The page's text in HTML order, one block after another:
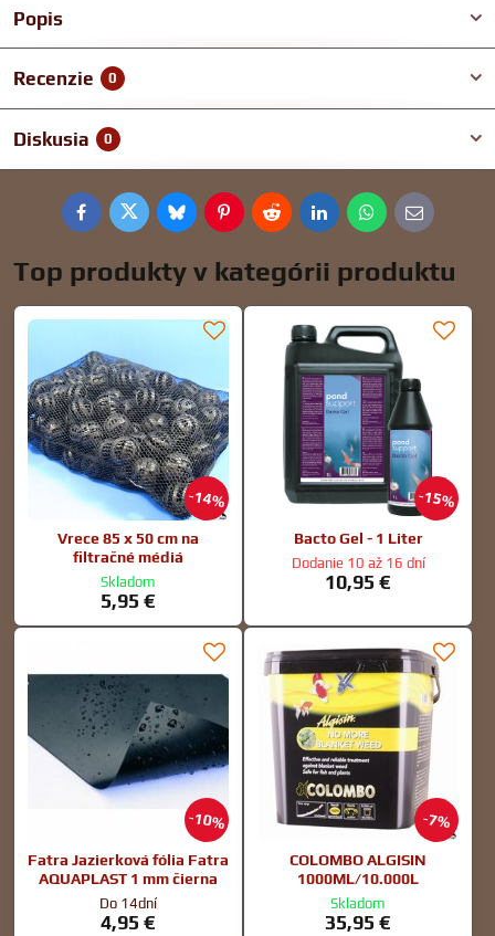
Popis
Recenzie 0
Diskusia 0
FacebookTwitterBlueskyPinterestRedditLinkedInWhatsApp
E-
mail
Top produkty v kategórii produktu
14%
Vrece 85 x 50 cm na
filtračné médiá
Skladom
5,95 €
15%
Bacto Gel - 1 Liter
Dodanie 10 až 16 dní
10,95 €
10%
Fatra Jazierková fólia Fatra
AQUAPLAST 1 mm čierna
Do 14dní
4,95 €
7%
COLOMBO ALGISIN
1000ML/10.000L
Skladom
35,95 €